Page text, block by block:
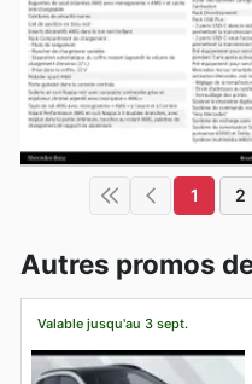
1 2
Autres promos
Valable jusqu'au 3 sept.